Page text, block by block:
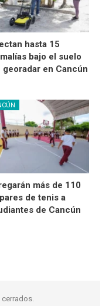
hasta 15
bajo el suelo
georadar en Cancún
más de 110
de tenis a
de Cancún